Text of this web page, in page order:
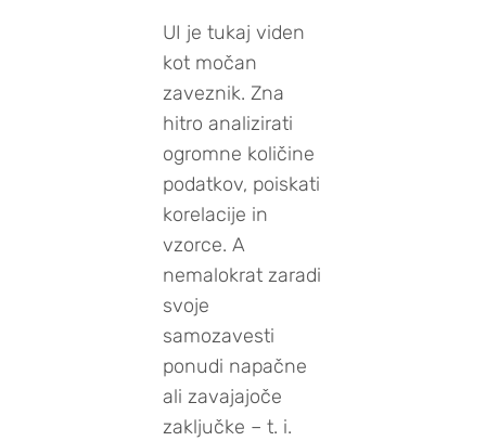
UI je tukaj viden
kot močan
zaveznik. Zna
hitro analizirati
ogromne količine
podatkov, poiskati
korelacije in
vzorce. A
nemalokrat zaradi
svoje
samozavesti
ponudi napačne
ali zavajajoče
zaključke – t. i.